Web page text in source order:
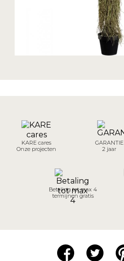
KARE cares
Onze projecten
GARANTIE
2 jaar
Betaling tot max 4
termijnen gratis